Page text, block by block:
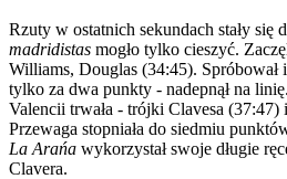
Rzuty w ostatnich sekundach stały się
madridistas mogło tylko cieszyć.
Williams, Douglas (34:45). Spróbował
tylko za dwa punkty - nadepnął na
Valencii trwała - trójki Clavesa (37:47)
Przewaga stopniała do siedmiu
La Arańa wykorzystał swoje długie
Clavera.